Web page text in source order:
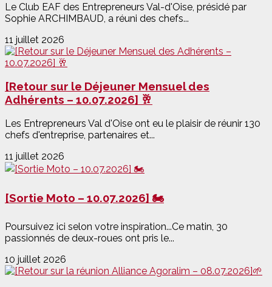
Le Club EAF des Entrepreneurs Val-d'Oise, présidé par
Sophie ARCHIMBAUD, a réuni des chefs...
11 juillet 2026
[Retour sur le Déjeuner Mensuel des
Adhérents – 10.07.2026] 🥂
Les Entrepreneurs Val d'Oise ont eu le plaisir de réunir 130
chefs d'entreprise, partenaires et...
11 juillet 2026
[Sortie Moto – 10.07.2026] 🏍️
Poursuivez ici selon votre inspiration...Ce matin, 30
passionnés de deux-roues ont pris le...
10 juillet 2026